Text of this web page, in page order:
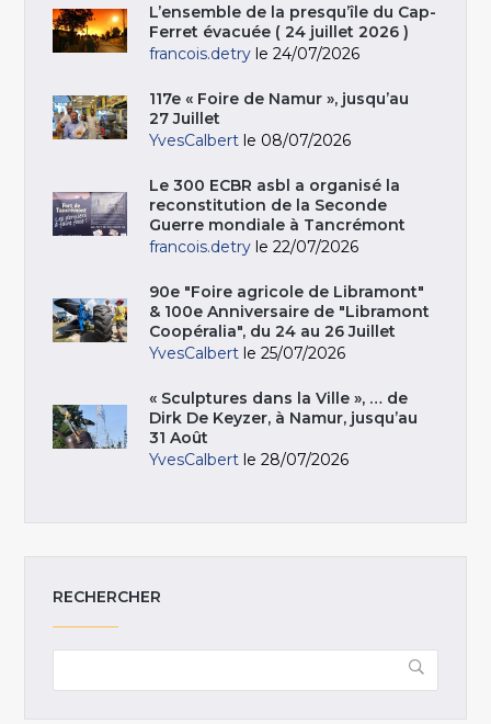
L’ensemble de la presqu’île du Cap-
Ferret évacuée ( 24 juillet 2026 )
francois.detry le 24/07/2026
117e « Foire de Namur », jusqu’au
27 Juillet
YvesCalbert le 08/07/2026
Le 300 ECBR asbl a organisé la
reconstitution de la Seconde
Guerre mondiale à Tancrémont
francois.detry le 22/07/2026
90e "Foire agricole de Libramont"
& 100e Anniversaire de "Libramont
Coopéralia", du 24 au 26 Juillet
YvesCalbert le 25/07/2026
« Sculptures dans la Ville », … de
Dirk De Keyzer, à Namur, jusqu’au
31 Août
YvesCalbert le 28/07/2026
RECHERCHER